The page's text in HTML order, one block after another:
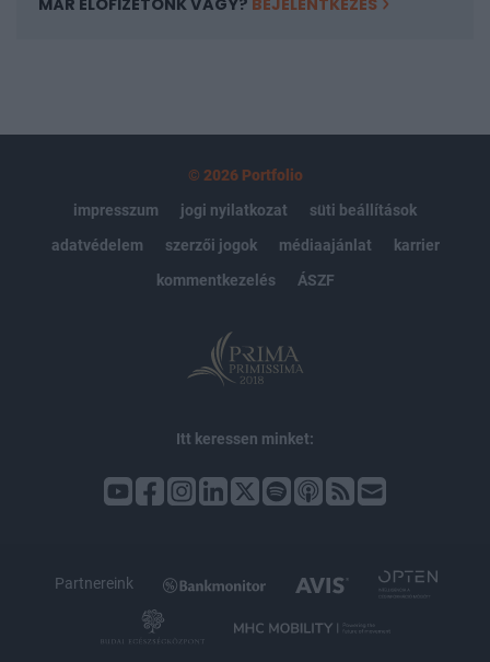
© 2026 Portfolio
impresszum
jogi nyilatkozat
süti beállítások
adatvédelem
szerzői jogok médiaajánlat
karrier
kommentkezelés
ÁSZF
Itt keressen minket:
Partnereink